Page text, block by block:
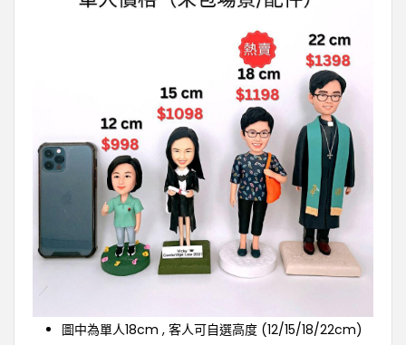
圖中為單人18cm , 客人可自選高度 (12/15/18/22cm)